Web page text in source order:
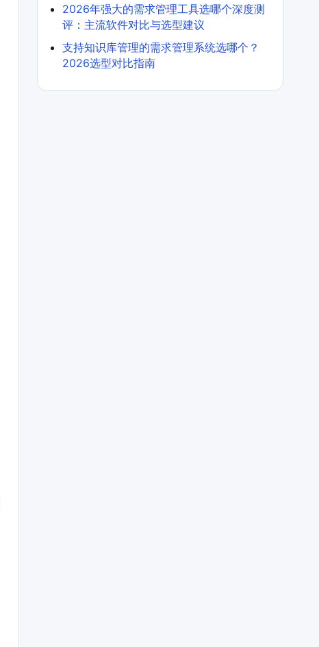
2026年强大的需求管理工具选哪个深度测
评：主流软件对比与选型建议
支持知识库管理的需求管理系统选哪个？
2026选型对比指南